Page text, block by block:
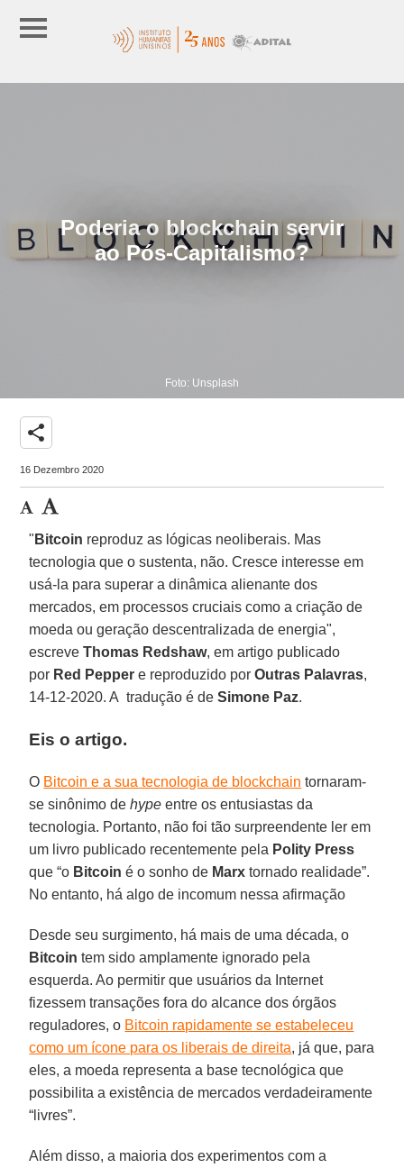
Poderia o blockchain servir
ao Pós-Capitalismo?
Foto: Unsplash
share
16 Dezembro 2020
" Bitcoin reproduz as lógicas neoliberais. Mas
tecnologia que o sustenta, não. Cresce interesse em
usá-la para superar a dinâmica alienante dos
mercados, em processos cruciais como a criação de
moeda ou geração descentralizada de energia",
escreveThomas Redshaw, em artigo publicado
por Red Peppere reproduzido porOutras Palavras,
14-12-2020. A tradução é deSimone Paz.
Eis o artigo.
O Bitcoin e a sua tecnologia de blockchain tornaram-
se sinônimo dehype entre os entusiastas da
tecnologia. Portanto, não foi tão surpreendente ler em
um livro publicado recentemente pela Polity Press
que “o Bitcoin é o sonho de Marx tornado realidade”.
No entanto, há algo de incomum nessa afirmação
Desde seu surgimento, há mais de uma década, o
Bitcoin tem sido amplamente ignorado pela
esquerda. Ao permitir que usuários da Internet
fizessem transações fora do alcance dos órgãos
reguladores, o Bitcoin rapidamente se estabeleceu
como um ícone para os liberais de direita, já que, para
eles, a moeda representa a base tecnológica que
possibilita a existência de mercados verdadeiramente
“livres”.
Além disso, a maioria dos experimentos com a